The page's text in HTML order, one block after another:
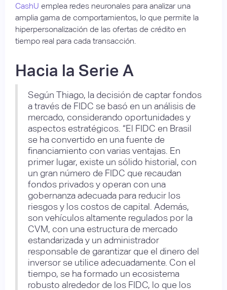
CashU emplea redes neuronales para analizar una
amplia gama de comportamientos, lo que permite la
hiperpersonalización de las ofertas de crédito en
tiempo real para cada transacción.
Hacia la Serie A
Según Thiago, la decisión de captar fondos
a través de FIDC se basó en un análisis de
mercado, considerando oportunidades y
aspectos estratégicos. “El FIDC en Brasil
se ha convertido en una fuente de
financiamiento con varias ventajas. En
primer lugar, existe un sólido historial, con
un gran número de FIDC que recaudan
fondos privados y operan con una
gobernanza adecuada para reducir los
riesgos y los costos de capital. Además,
son vehículos altamente regulados por la
CVM, con una estructura de mercado
estandarizada y un administrador
responsable de garantizar que el dinero del
inversor se utilice adecuadamente. Con el
tiempo, se ha formado un ecosistema
robusto alrededor de los FIDC, lo que los